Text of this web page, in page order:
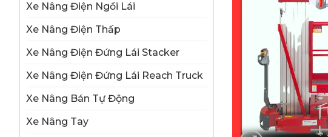
Xe Nâng Điện Ngồi Lái
Xe Nâng Điện Thấp
Xe Nâng Điện Đứng Lái Stacker
Xe Nâng Điện Đứng Lái Reach Truck
Xe Nâng Bán Tự Động
Xe Nâng Tay